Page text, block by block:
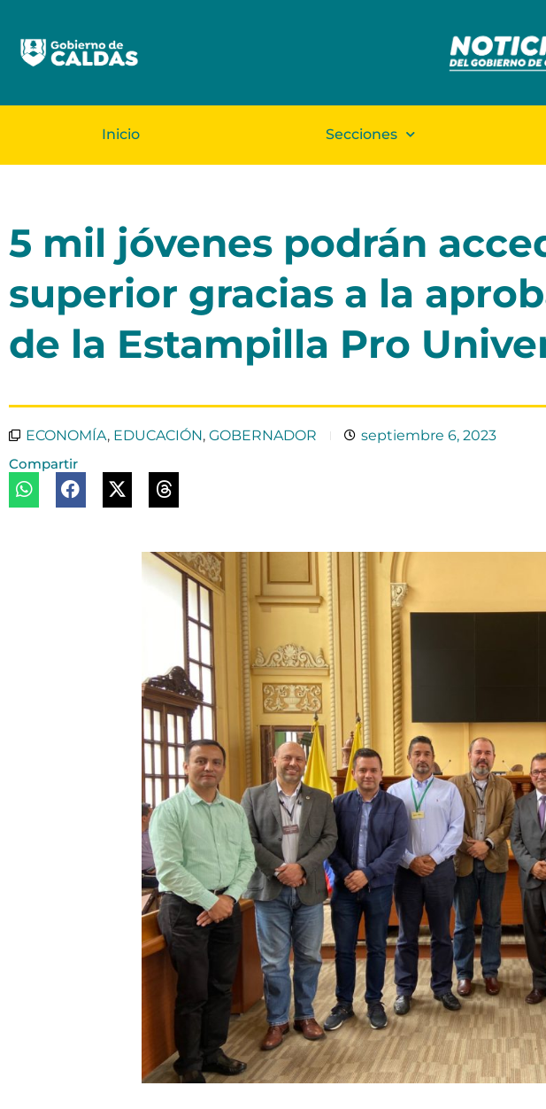
Inicio Secciones
5 mil jóvenes podrán
superior gracias a la
de la Estampilla Pro
ECONOMÍA, EDUCACIÓN, GOBERNADOR
septiembre 6, 2023
Compartir